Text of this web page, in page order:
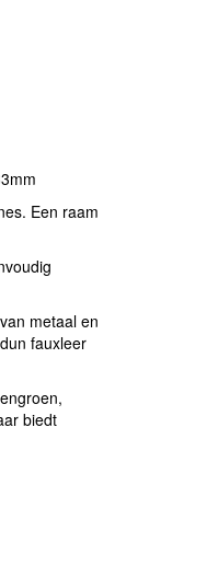
Een raam
metaal en
fauxleer
biedt